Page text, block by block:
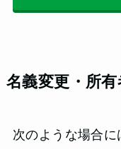
名義変更・所
次のような場合